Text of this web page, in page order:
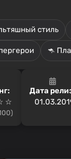
стиль
🦘
☆
Дата